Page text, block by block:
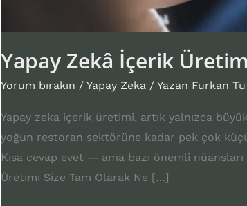
Yapay Zekâ İçerik
Yorum bırakın / Yapay Zeka/ Yazan Furkan
Yapay zeka içerik üretimi, artık yalnızca
yoğun restoran sektörüne kadar pek çok
Kısa cevap evet — ama bazı önemli
Üretimi Size Tam Olarak Ne […]